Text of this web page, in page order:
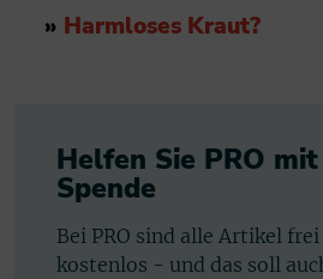
» Harmloses Kraut?
Helfen Sie PRO
Spende
Bei PRO sind alle Artikel
kostenlos - und das soll